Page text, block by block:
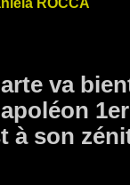
va
à son